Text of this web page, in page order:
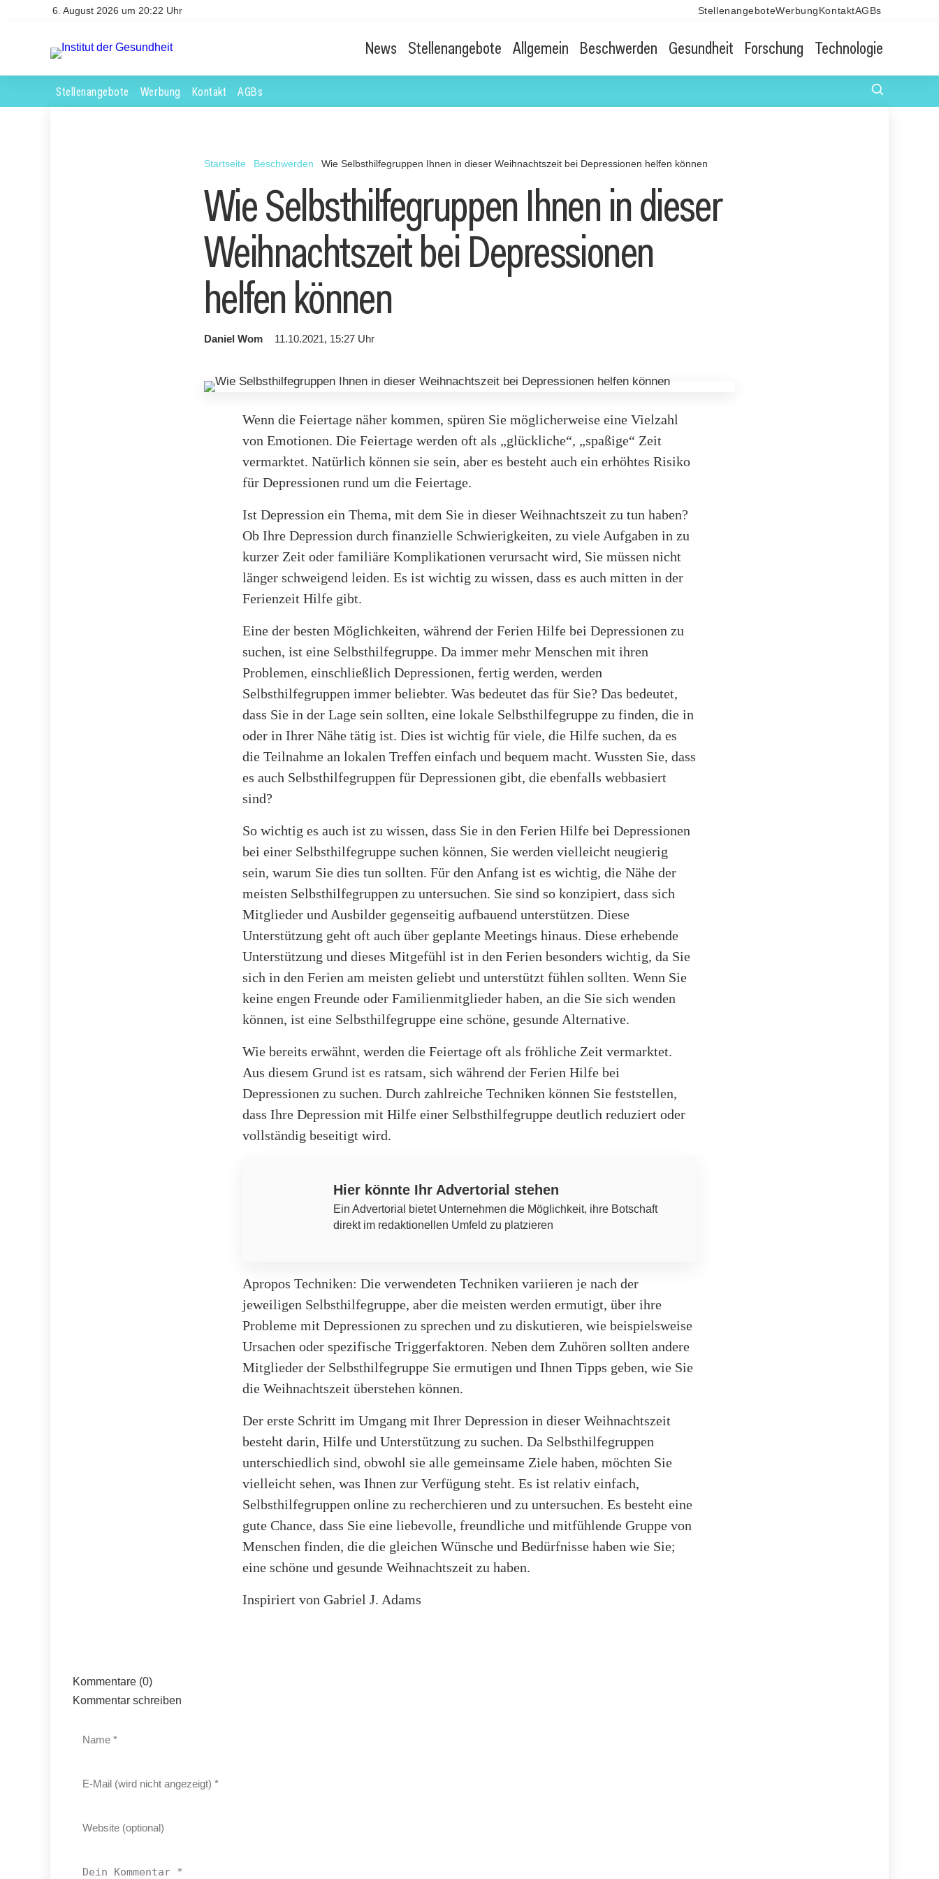
6. August 2026 um 20:22 Uhr StellenangeboteWerbung KontaktAGBs
News Stellenangebote Allgemein Beschwerden Gesundheit Forschung Technologie
Stellenangebote Werbung Kontakt AGBs
Startseite Beschwerden Wie Selbsthilfegruppen Ihnen in dieser Weihnachtszeit bei Depressionen helfen können
Wie Selbsthilfegruppen Ihnen in dieser
Weihnachtszeit bei Depressionen
helfen können
Daniel Wom 11.10.2021, 15:27 Uhr
Wenn die Feiertage näher kommen, spüren Sie möglicherweise eine Vielzahl
von Emotionen. Die Feiertage werden oft als „glückliche“, „spaßige“ Zeit
vermarktet. Natürlich können sie sein, aber es besteht auch ein erhöhtes Risiko
für Depressionen rund um die Feiertage.
Ist Depression ein Thema, mit dem Sie in dieser Weihnachtszeit zu tun haben?
Ob Ihre Depression durch finanzielle Schwierigkeiten, zu viele Aufgaben in zu
kurzer Zeit oder familiäre Komplikationen verursacht wird, Sie müssen nicht
länger schweigend leiden. Es ist wichtig zu wissen, dass es auch mitten in der
Ferienzeit Hilfe gibt.
Eine der besten Möglichkeiten, während der Ferien Hilfe bei Depressionen zu
suchen, ist eine Selbsthilfegruppe. Da immer mehr Menschen mit ihren
Problemen, einschließlich Depressionen, fertig werden, werden
Selbsthilfegruppen immer beliebter. Was bedeutet das für Sie? Das bedeutet,
dass Sie in der Lage sein sollten, eine lokale Selbsthilfegruppe zu finden, die in
oder in Ihrer Nähe tätig ist. Dies ist wichtig für viele, die Hilfe suchen, da es
die Teilnahme an lokalen Treffen einfach und bequem macht. Wussten Sie, dass
es auch Selbsthilfegruppen für Depressionen gibt, die ebenfalls webbasiert
sind?
So wichtig es auch ist zu wissen, dass Sie in den Ferien Hilfe bei Depressionen
bei einer Selbsthilfegruppe suchen können, Sie werden vielleicht neugierig
sein, warum Sie dies tun sollten. Für den Anfang ist es wichtig, die Nähe der
meisten Selbsthilfegruppen zu untersuchen. Sie sind so konzipiert, dass sich
Mitglieder und Ausbilder gegenseitig aufbauend unterstützen. Diese
Unterstützung geht oft auch über geplante Meetings hinaus. Diese erhebende
Unterstützung und dieses Mitgefühl ist in den Ferien besonders wichtig, da Sie
sich in den Ferien am meisten geliebt und unterstützt fühlen sollten. Wenn Sie
keine engen Freunde oder Familienmitglieder haben, an die Sie sich wenden
können, ist eine Selbsthilfegruppe eine schöne, gesunde Alternative.
Wie bereits erwähnt, werden die Feiertage oft als fröhliche Zeit vermarktet.
Aus diesem Grund ist es ratsam, sich während der Ferien Hilfe bei
Depressionen zu suchen. Durch zahlreiche Techniken können Sie feststellen,
dass Ihre Depression mit Hilfe einer Selbsthilfegruppe deutlich reduziert oder
vollständig beseitigt wird.
Hier könnte Ihr Advertorial stehen
Ein Advertorial bietet Unternehmen die Möglichkeit, ihre Botschaft
direkt im redaktionellen Umfeld zu platzieren
Apropos Techniken: Die verwendeten Techniken variieren je nach der
jeweiligen Selbsthilfegruppe, aber die meisten werden ermutigt, über ihre
Probleme mit Depressionen zu sprechen und zu diskutieren, wie beispielsweise
Ursachen oder spezifische Triggerfaktoren. Neben dem Zuhören sollten andere
Mitglieder der Selbsthilfegruppe Sie ermutigen und Ihnen Tipps geben, wie Sie
die Weihnachtszeit überstehen können.
Der erste Schritt im Umgang mit Ihrer Depression in dieser Weihnachtszeit
besteht darin, Hilfe und Unterstützung zu suchen. Da Selbsthilfegruppen
unterschiedlich sind, obwohl sie alle gemeinsame Ziele haben, möchten Sie
vielleicht sehen, was Ihnen zur Verfügung steht. Es ist relativ einfach,
Selbsthilfegruppen online zu recherchieren und zu untersuchen. Es besteht eine
gute Chance, dass Sie eine liebevolle, freundliche und mitfühlende Gruppe von
Menschen finden, die die gleichen Wünsche und Bedürfnisse haben wie Sie;
eine schöne und gesunde Weihnachtszeit zu haben.
Inspiriert von Gabriel J. Adams
Kommentare (0)
Kommentar schreiben